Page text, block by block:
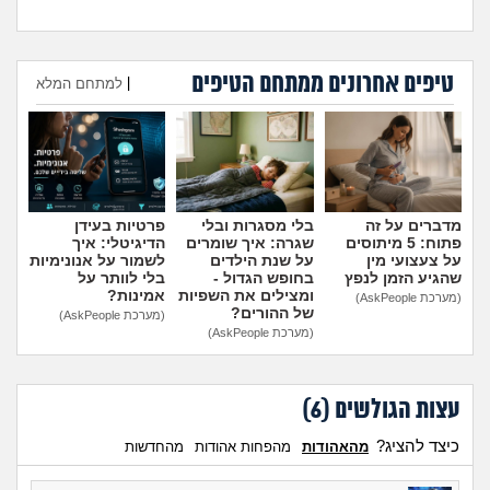
היועצת המליצה לשלוח את
הבן שלי לפנימייה, לסמוך
עליה?(אמא מודאגת, בת
35)
עומדת להיות בפנימייה ויש לי
חבר, אני יכולה להביא אותו
לחדר שלי?(פנימיסטית
לעתיד, בת 16)
טיפים אחרונים ממתחם הטיפים למתחם המלא
הוספת טיפ
מדברים על זה
פתוח: 5 מיתוסים
על צעצועי מין
שהגיע הזמן לנפץ
(מערכת AskPeople)
בלי מסגרות ובלי
שגרה: איך שומרים
על שנת הילדים
בחופש הגדול -
ומצילים את השפיות
של ההורים?
(מערכת AskPeople)
פרטיות בעידן
הדיגיטלי: איך
לשמור על אנונימיות
בלי לוותר על
אמינות?
(מערכת AskPeople)
עצות הגולשים (6
)
כיצד להציג? מהאהודות מהפחות אהודות מהחדשות